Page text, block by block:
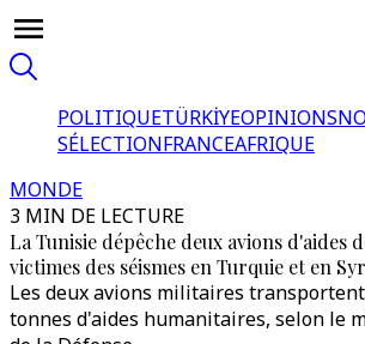
POLITIQUETÜRKİYEOPINIONS
SÉLECTIONFRANCEAFRIQUE
MONDE
3 MIN DE LECTURE
La Tunisie dépêche deux avions d'aides
victimes des séismes en Turquie et en
Les deux avions militaires
tonnes d'aides humanitaires, selon le